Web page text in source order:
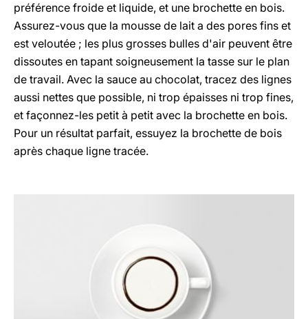
préférence froide et liquide, et une brochette en bois.
Assurez-vous que la mousse de lait a des pores fins et
est veloutée ; les plus grosses bulles d'air peuvent être
dissoutes en tapant soigneusement la tasse sur le plan
de travail. Avec la sauce au chocolat, tracez des lignes
aussi nettes que possible, ni trop épaisses ni trop fines,
et façonnez-les petit à petit avec la brochette en bois.
Pour un résultat parfait, essuyez la brochette de bois
après chaque ligne tracée.